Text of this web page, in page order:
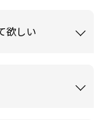
欲しい